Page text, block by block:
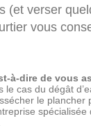
(et verser
vous
à-dire de vous
le cas du dégât
le plancher